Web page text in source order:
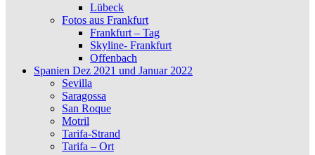
Lübeck
Fotos aus Frankfurt
Frankfurt – Tag
Skyline- Frankfurt
Offenbach
Spanien Dez 2021 und Januar 2022
Sevilla
Saragossa
San Roque
Motril
Tarifa-Strand
Tarifa – Ort